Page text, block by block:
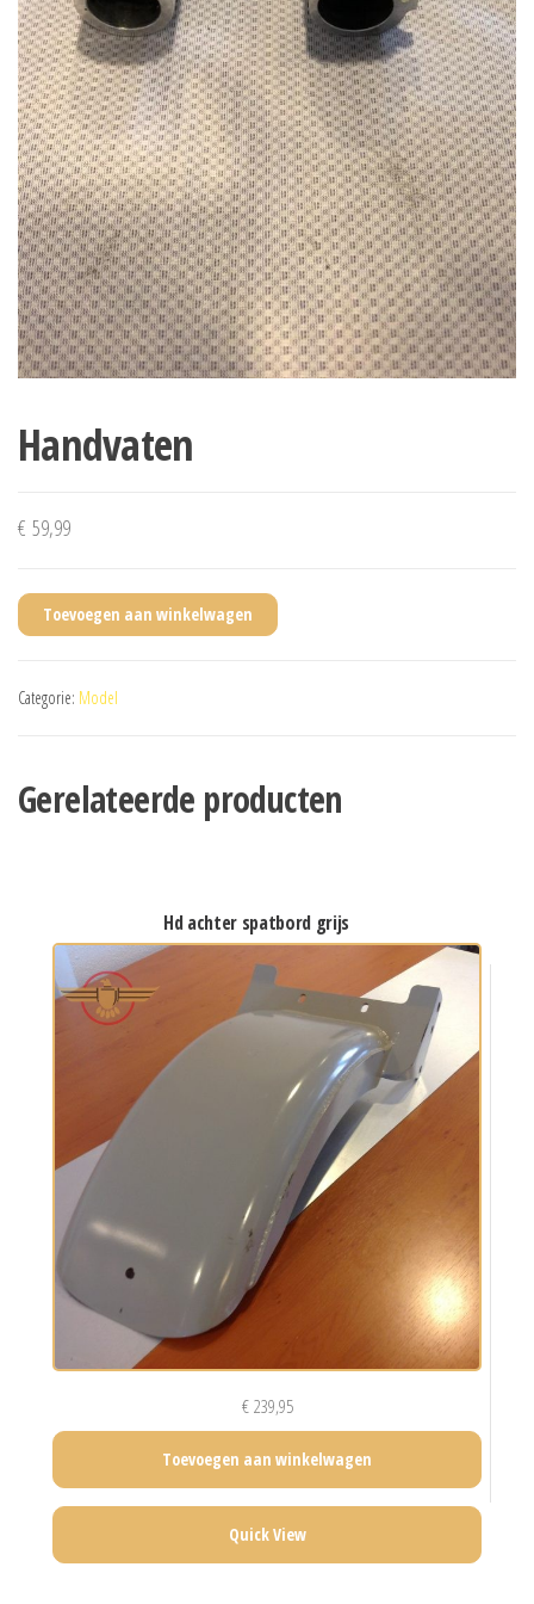
Handvaten
€ 59,99
Toevoegen aan winkelwagen
Categorie: Model
Gerelateerde producten
hd achter spatbord grijs
€239,95
Toevoegen aan winkelwagen
Quick View